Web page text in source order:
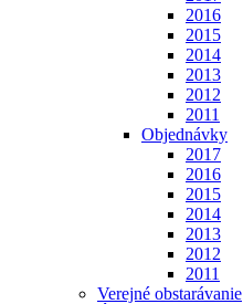
2016
2015
2014
2013
2012
2011
Objednávky
2017
2016
2015
2014
2013
2012
2011
Verejné obstarávanie